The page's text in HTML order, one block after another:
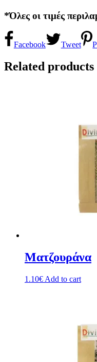
*Όλες οι τιμές
Facebook Tweet
Related products
Ματζουράνα
1.10€ Add to cart